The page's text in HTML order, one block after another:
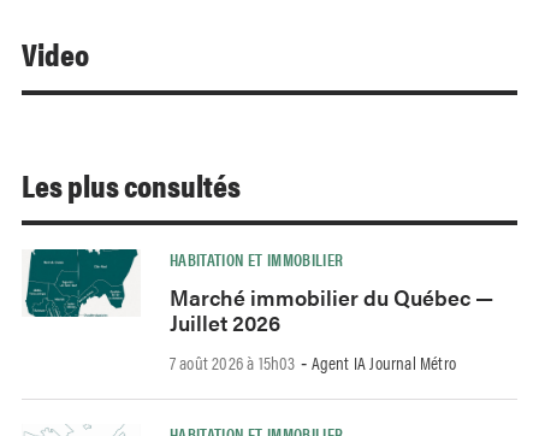
Video
Les plus consultés
HABITATION ET IMMOBILIER
Marché immobilier du Québec —
Juillet 2026
7 août 2026 à 15h03 - Agent IA Journal Métro